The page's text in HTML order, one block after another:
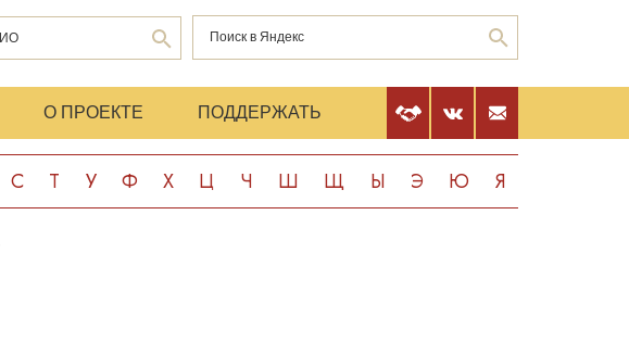
О ПРОЕКТЕ ПОДДЕРЖАТЬ
С Т У Ф Х Ц Ч Ш Щ Ы Э Ю Я